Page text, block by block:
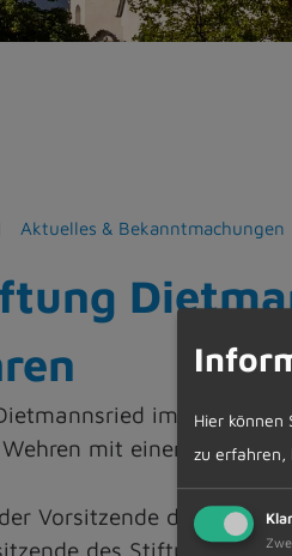
Aktuelles & Bekanntmachungen
im Allgäu
mit einer Spende
Vorsitzende des
des Stiftungsrates
Hier können
zu erfahren,